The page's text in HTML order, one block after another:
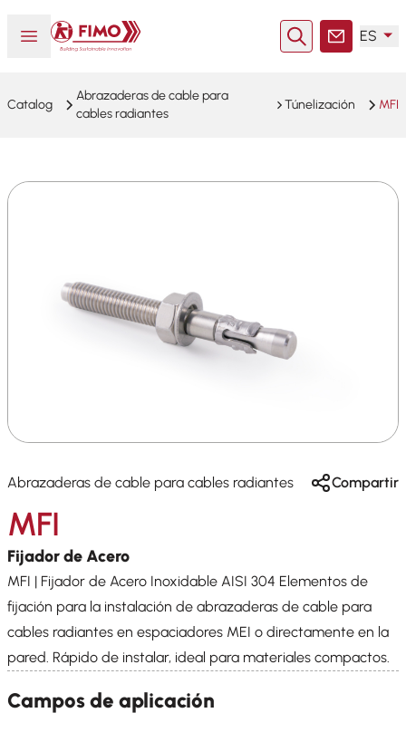
Abrir o cerrar el menú
Volver a la página principal
Buscar enContacto
ES
Catalog
Abrazaderas de cable para
cables radiantes
Túnelización MFI
Abrazaderas de cable para cables radiantes Compartir
MFI
Fijador de Acero
MFI | Fijador de Acero Inoxidable AISI 304 Elementos de
fijación para la instalación de abrazaderas de cable para
cables radiantes en espaciadores MEI o directamente en la
pared. Rápido de instalar, ideal para materiales compactos.
Campos de aplicación